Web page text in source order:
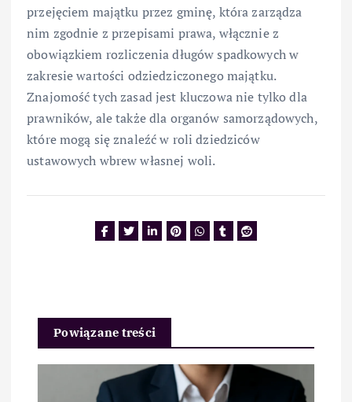
przejęciem majątku przez gminę, która zarządza
nim zgodnie z przepisami prawa, włącznie z
obowiązkiem rozliczenia długów spadkowych w
zakresie wartości odziedziczonego majątku.
Znajomość tych zasad jest kluczowa nie tylko dla
prawników, ale także dla organów samorządowych,
które mogą się znaleźć w roli dziedziców
ustawowych wbrew własnej woli.
Powiązane treści